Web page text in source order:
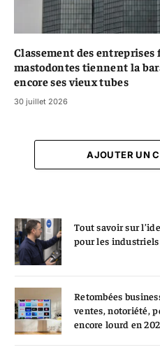
Classement des entreprises
mastodontes tiennent la
encore ses vieux tubes
30 juillet 2026
AJOUTER UN
Tout savoir sur
pour les industriels
Retombées
ventes, notoriété,
encore lourd en